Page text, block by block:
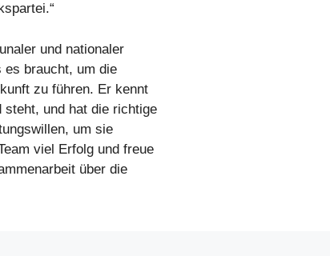
und nationaler
es braucht, um die
zu führen. Er kennt
steht, und hat die richtige
um sie
viel Erfolg und freue
über die